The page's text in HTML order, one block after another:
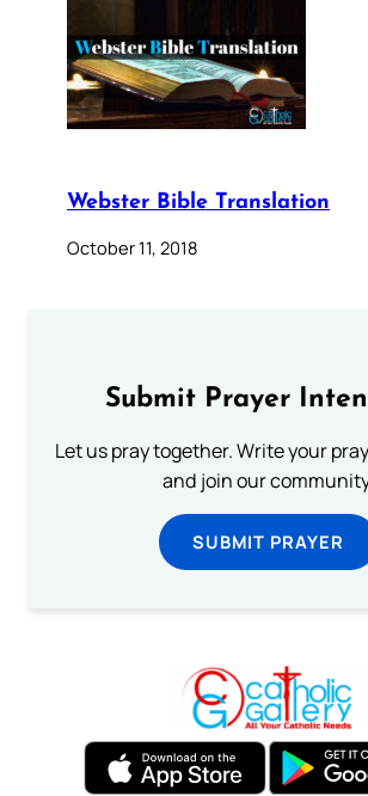
Webster Bible Translation
October 11, 2018
Submit Prayer
Let us pray together. Write your
and join our
SUBMIT PRAYER